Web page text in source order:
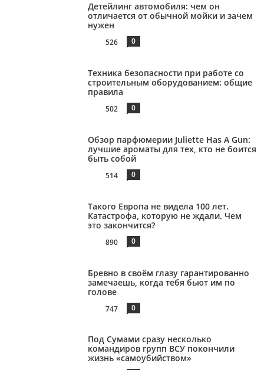
Детейлинг автомобиля: чем он
отличается от обычной мойки и зачем
нужен
526 0
Техника безопасности при работе со
строительным оборудованием: общие
правила
502 0
Обзор парфюмерии Juliette Has A Gun:
лучшие ароматы для тех, кто не боится
быть собой
514 0
Такого Европа не видела 100 лет.
Катастрофа, которую не ждали. Чем
это закончится?
890 0
Бревно в своём глазу гарантированно
замечаешь, когда тебя бьют им по
голове
747 0
Под Сумами сразу несколько
командиров групп ВСУ покончили
жизнь «самоубийством»